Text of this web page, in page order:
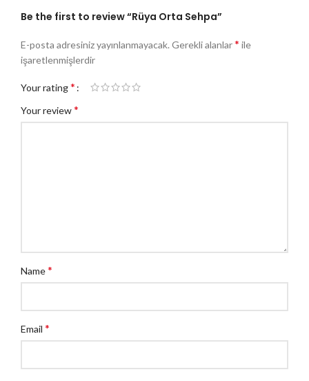
Be the first to review “Rüya Orta Sehpa”
E-posta adresiniz yayınlanmayacak. Gerekli alanlar* ile
işaretlenmişlerdir
Your rating*
Your review*
Name*
Email *